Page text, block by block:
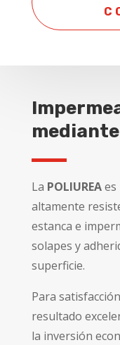
La POLIUREAes
altamente
estanca e
solapes y
superficie.
Para
resultado
la inversión